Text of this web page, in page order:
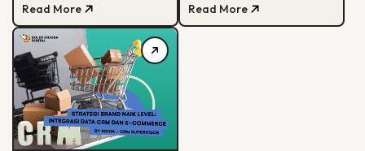
Read More
Google
Read More